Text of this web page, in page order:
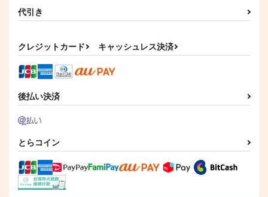
代引き
クレジットカード キャッシュレス決済
後払い決済
とらコイン